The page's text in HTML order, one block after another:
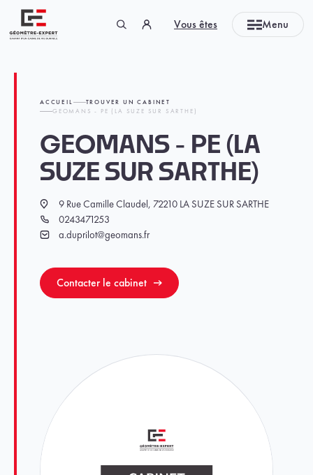
Vous êtes Menu
ACCUEIL
TROUVER UN CABINET
GEOMANS - PE (LA SUZE SUR SARTHE)
GEOMANS - PE (LA
SUZE SUR SARTHE)
Localisation
9 Rue Camille Claudel, 72210 LA SUZE SUR SARTHE
Téléphone
0243471253
Emaila.duprilot@geomans.fr
Contacter le cabinet
Panneau de gestion des cookies